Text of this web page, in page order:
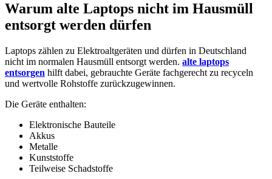
Warum alte Laptops nicht im Hausmüll
entsorgt werden dürfen
Laptops zählen zu Elektroaltgeräten und dürfen in Deutschland
nicht im normalen Hausmüll entsorgt werden. alte laptops
entsorgen hilft dabei, gebrauchte Geräte fachgerecht zu recyceln
und wertvolle Rohstoffe zurückzugewinnen.
Die Geräte enthalten:
Elektronische Bauteile
Akkus
Metalle
Kunststoffe
Teilweise Schadstoffe